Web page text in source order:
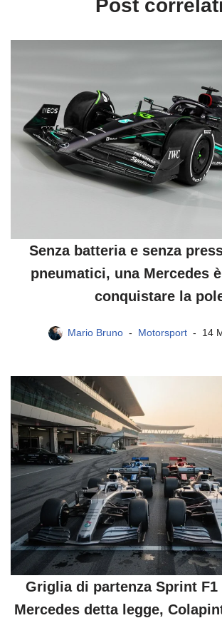
Post correlati
Senza batteria e senza
pneumatici, una Mercedes
conquistare la
Mario Bruno Motorsport 14
Griglia di partenza Sprint F1
Mercedes detta legge,